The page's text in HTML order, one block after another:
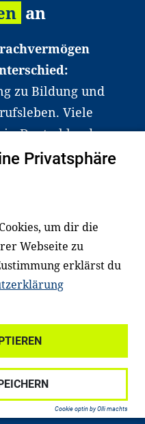
an
zu Bildung und
Viele
Deutschland
dabei.
arbeiten wir eng
Unternehmen
Privatsphäre
um dir die
Webseite zu
erklärst du
Cookie optin by Olli machts